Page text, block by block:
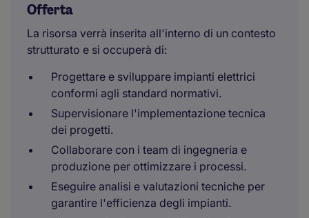
Offerta
La risorsa verrà inserita all'interno di un contesto
strutturato e si occuperà di:
Progettare e sviluppare impianti elettrici
conformi agli standard normativi.
Supervisionare l'implementazione tecnica
dei progetti.
Collaborare con i team di ingegneria e
produzione per ottimizzare i processi.
Eseguire analisi e valutazioni tecniche per
garantire l'efficienza degli impianti.